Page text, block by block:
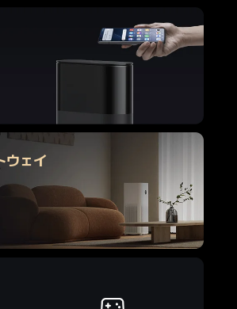
ウェイ